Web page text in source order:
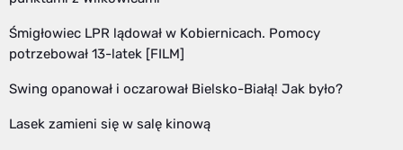
Śmigłowiec LPR lądował w Kobiernicach. Pomocy
potrzebował 13-latek [FILM]
Swing opanował i oczarował Bielsko-Białą! Jak było?
Lasek zamieni się w salę kinową